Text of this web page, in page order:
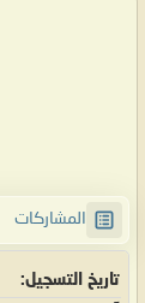
المشاركات
تاريخ التسجيل